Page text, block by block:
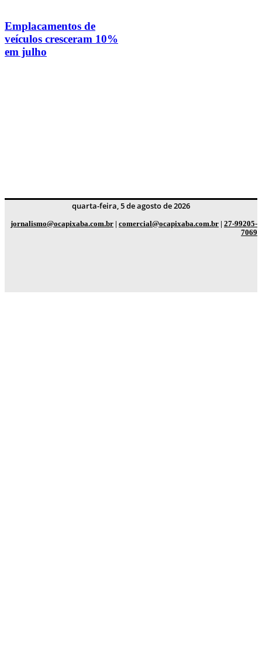
Emplacamentos de
veículos cresceram 10%
em julho
quarta-feira, 5 de agosto de 2026
jornalismo@ocapixaba.com.br | comercial@ocapixaba.com.br | 27-99205-
7069